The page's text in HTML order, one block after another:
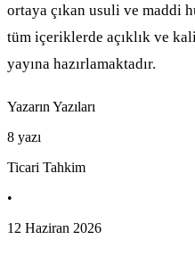
ortaya çıkan usuli ve maddi
tüm içeriklerde açıklık ve
yayına hazırlamaktadır.
Yazarın Yazıları
8 yazı
Ticari Tahkim
•
12 Haziran 2026